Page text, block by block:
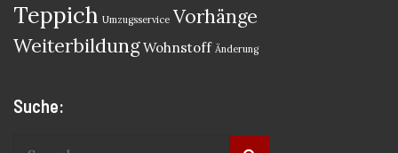
Teppich Umzugsservice Vorhänge
Weiterbildung Wohnstoff Änderung
Suche: